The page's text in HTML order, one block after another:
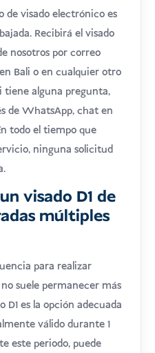
de visado electrónico es
Recibirá el visado
nosotros por correo
Bali o en cualquier otro
tiene alguna pregunta,
de WhatsApp, chat en
todo el tiempo que
ninguna solicitud
visado D1 de
múltiples
para realizar
suele permanecer más
D1 es la opción adecuada
válido durante 1
este periodo, puede